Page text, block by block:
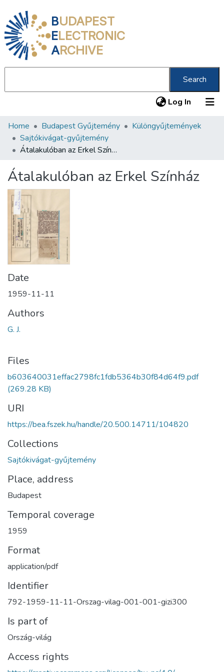
BUDAPEST
ELECTRONIC
ARCHIVE
Search
Log In (current)
Communities & Collections
All of DSpace
Statistics
About us
Home Budapest Gyűjtemény
Különgyűjtemények
Sajtókivágat-gyűjtemény
Átalakulóban az Erkel Színház
Átalakulóban az Erkel Színház
Date
1959-11-11
Authors
G. J.
Files
b603640031effac2798fc1fdb5364b30f84d64f9.pdf
(269.28 KB)
URI
https://bea.fszek.hu/handle/20.500.14711/104820
Collections
Sajtókivágat-gyűjtemény
Place, address
Budapest
Temporal coverage
1959
Format
application/pdf
Identifier
792-1959-11-11-Orszag-vilag-001-001-gizi300
Is part of
Ország-világ
Access rights